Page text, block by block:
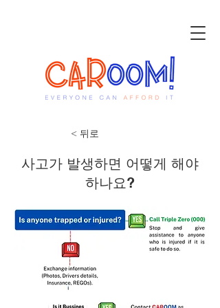
< 뒤로
사고가 발생하면 어떻게 해야
하나요?